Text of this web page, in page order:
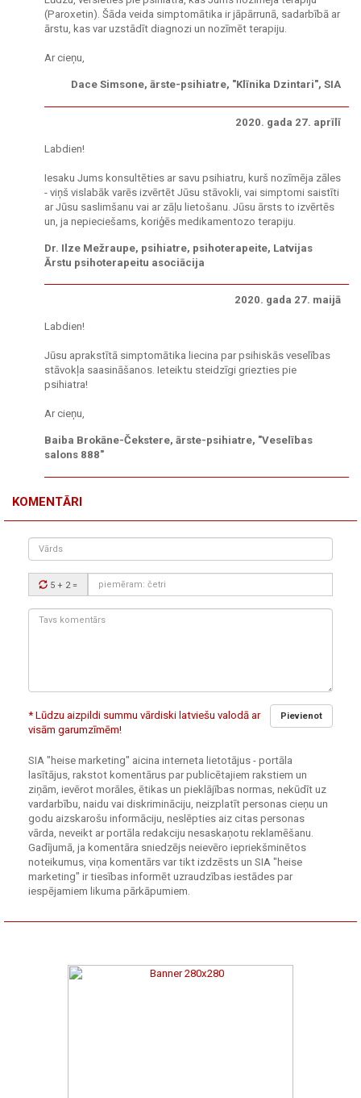
(Paroxetin). Šāda veida simptomātika ir jāpārrunā, sadarbībā ar
ārstu, kas var uzstādīt diagnozi un nozīmēt terapiju.
Ar cieņu,
Dace Simsone, ārste-psihiatre, "Klīnika Dzintari", SIA
2020. gada 27. aprīlī
Labdien!
Iesaku Jums konsultēties ar savu psihiatru, kurš nozīmēja zāles
- viņš vislabāk varēs izvērtēt Jūsu stāvokli, vai simptomi saistīti
ar Jūsu saslimšanu vai ar zāļu lietošanu. Jūsu ārsts to izvērtēs
un, ja nepieciešams, koriģēs medikamentozo terapiju.
Dr. Ilze Mežraupe, psihiatre, psihoterapeite, Latvijas
Ārstu psihoterapeitu asociācija
2020. gada 27. maijā
Labdien!
Jūsu aprakstītā simptomātika liecina par psihiskās veselības
stāvokļa saasināšanos. Ieteiktu steidzīgi griezties pie
psihiatra!
Ar cieņu,
Baiba Brokāne-Čekstere, ārste-psihiatre, "Veselības
salons 888"
KOMENTĀRI
Vārds
Drošības
kods:
5 + 2=
Tavs
Pievienot
* Lūdzu aizpildi summu vārdiski latviešu valodā ar
visām garumzīmēm!
SIA "heise marketing" aicina interneta lietotājus - portāla
lasītājus, rakstot komentārus par publicētajiem rakstiem un
ziņām, ievērot morāles, ētikas un pieklājības normas, nekūdīt uz
vardarbību, naidu vai diskrimināciju, neizplatīt personas cieņu un
godu aizskarošu informāciju, neslēpties aiz citas personas
vārda, neveikt ar portāla redakciju nesaskaņotu reklamēšanu.
Gadījumā, ja komentāra sniedzējs neievēro iepriekšminētos
noteikumus, viņa komentārs var tikt izdzēsts un SIA "heise
marketing" ir tiesības informēt uzraudzības iestādes par
iespējamiem likuma pārkāpumiem.